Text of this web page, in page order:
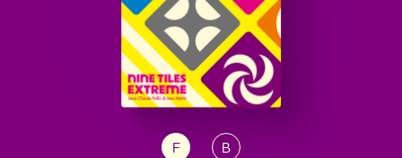
F B
Ladenlokal
Neuigkeiten